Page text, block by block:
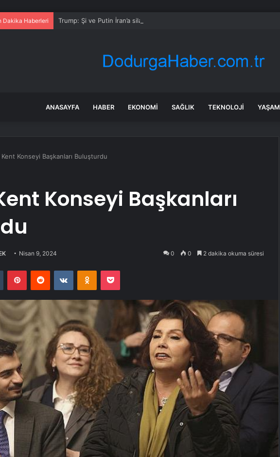
Dakika Haberleri Trump: Şi ve Putin İran’a silah satmayacaklarını söyledi
ANASAYFA HABER EKONOMI SAĞLIK TEKNOLOJI YAŞAM
Konseyi Başkanları Buluşturdu
Konseyi Başkanları
Nisan 9, 2024 0 0 2 dakika okuma süresi
Tumblr PinterestReddit VKontakteOdnoklassniki
Pocket